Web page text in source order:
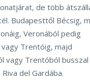
de több
Budapesttől Bécsig,
Veronából pedig
Trentóig, majd
vagy Trentóból busszal
del Gardába.